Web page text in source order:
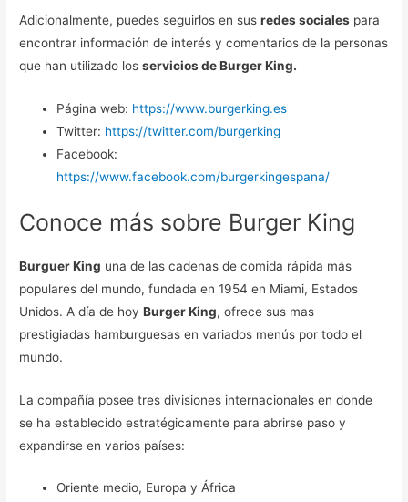
Adicionalmente, puedes seguirlos en susredes sociales para
encontrar información de interés y comentarios de la personas
que han utilizado losservicios de Burger King.
Página web: https://www.burgerking.es
Twitter: https://twitter.com/burgerking
Facebook:
https://www.facebook.com/burgerkingespana/
Conoce más sobre Burger King
Burguer King una de las cadenas de comida rápida más
populares del mundo, fundada en 1954 en Miami, Estados
Unidos. A día de hoyBurger King, ofrece sus mas
prestigiadas hamburguesas en variados menús por todo el
mundo.
La compañía posee tres divisiones internacionales en donde
se ha establecido estratégicamente para abrirse paso y
expandirse en varios países:
Oriente medio, Europa y África